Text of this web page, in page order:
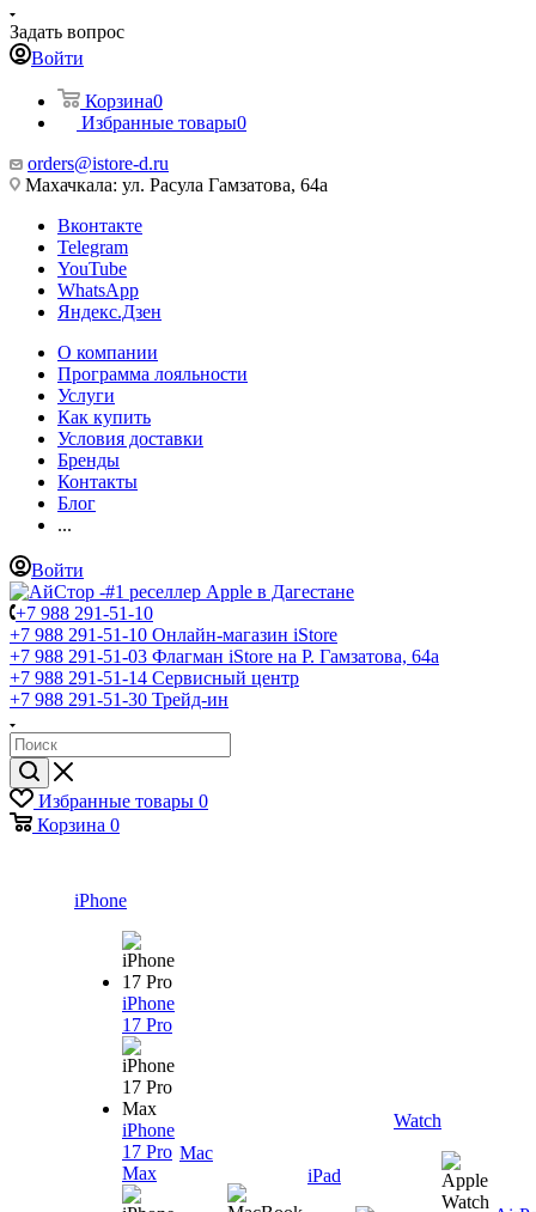
Задать вопрос
Войти
Корзина0
Избранные товары0
orders@istore-d.ru
Махачкала: ул. Расула Гамзатова, 64а
Вконтакте
Telegram
YouTube
WhatsApp
Яндекс.Дзен
О компании
Программа лояльности
Услуги
Как купить
Условия доставки
Бренды
Контакты
Блог
...
Войти
+7 988 291-51-10
+7 988 291-51-10 Онлайн-магазин iStore
+7 988 291-51-03 Флагман iStore на Р. Гамзатова, 64а
+7 988 291-51-14 Сервисный центр
+7 988 291-51-30 Трейд-ин
Избранные товары 0
Корзина 0
iPhone
iPhone
17 Pro
iPhone
17 Pro
Max
Mac
iPad
Watch